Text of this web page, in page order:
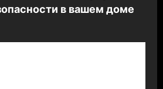
в вашем доме